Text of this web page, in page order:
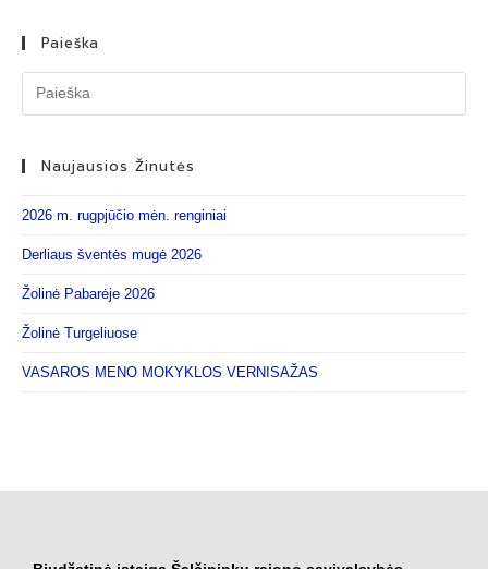
Paieška
Naujausios Žinutės
2026 m. rugpjūčio mėn. renginiai
Derliaus šventės mugė 2026
Žolinė Pabarėje 2026
Žolinė Turgeliuose
VASAROS MENO MOKYKLOS VERNISAŽAS